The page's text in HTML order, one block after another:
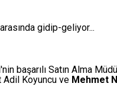
arasında gidip-geliyor...
başarılı Satın Alma
Adil Koyuncu ve Mehmet